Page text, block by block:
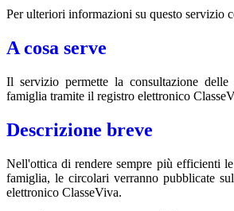
Per ulteriori informazioni su questo servizio
A cosa serve
Il servizio permette la consultazione delle
famiglia tramite il registro elettronico
Descrizione breve
Nell'ottica di rendere sempre più efficienti
famiglia, le circolari verranno pubblicate
elettronico ClasseViva.